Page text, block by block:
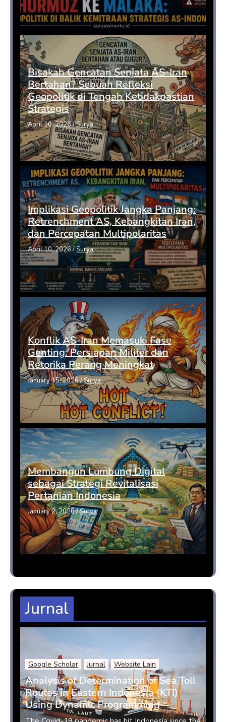
Bisakah Gencatan Senjata AS-Iran
Bertahan? Sebuah Refleksi
Geopolitik di Tengah Ketidakpastian
Strategis
April 10, 2026/Surya
Implikasi Geopolitik Jangka Panjang:
Retrenchment AS, Kebangkitan Iran,
dan Percepatan Multipolaritas
April 10, 2026/Surya
Konflik AS-Iran Memasuki Fase
Genting: Persiapan Militer dan
Retorika Perang Meningkat
January 15, 2026/Surya
Membangun Lumbung Digital
sebagai Strategi Revitalisasi
Pertanian Indonesia
January 2, 2026/Surya
Jurnal
Google Scholar Jurnal Website Lain
Analysis of Determination of Sea Toll
Routes in Eastern Indonesia (KTI)
Using Dynamic Programming